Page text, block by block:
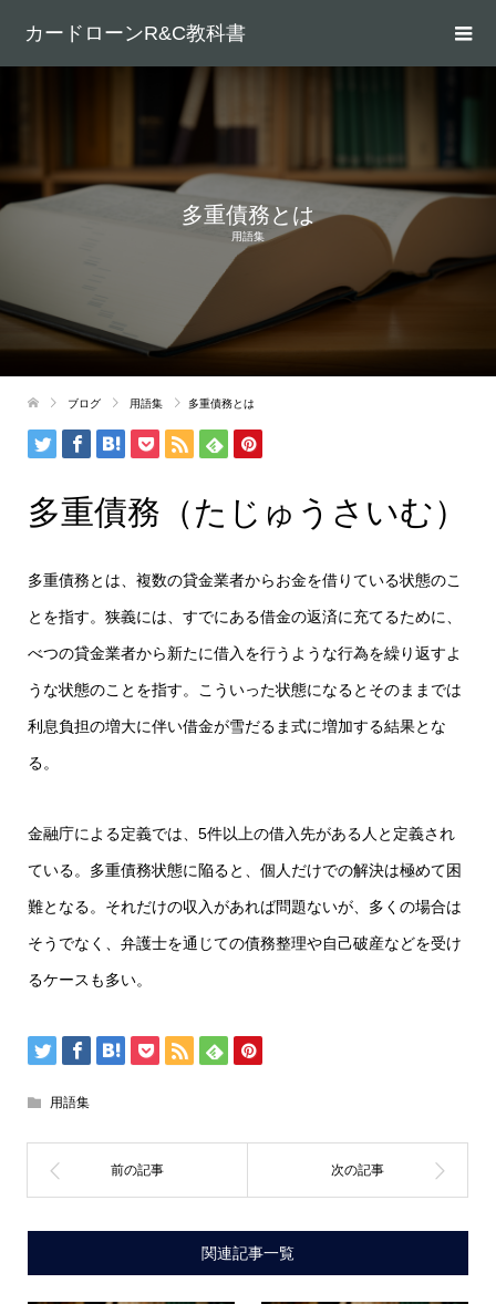
カードローンR&C教科書
多重債務とは
用語集
ブログ 用語集 多重債務とは
多重債務（たじゅうさいむ）
多重債務とは、複数の貸金業者からお金を借りている状態のこ
とを指す。狭義には、すでにある借金の返済に充てるために、
べつの貸金業者から新たに借入を行うような行為を繰り返すよ
うな状態のことを指す。こういった状態になるとそのままでは
利息負担の増大に伴い借金が雪だるま式に増加する結果とな
る。
金融庁による定義では、5件以上の借入先がある人と定義され
ている。多重債務状態に陥ると、個人だけでの解決は極めて困
難となる。それだけの収入があれば問題ないが、多くの場合は
そうでなく、弁護士を通じての債務整理や自己破産などを受け
るケースも多い。
用語集
関連記事一覧